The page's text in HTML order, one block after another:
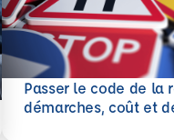
Passer le code de la
démarches, coût et
En savoir plus